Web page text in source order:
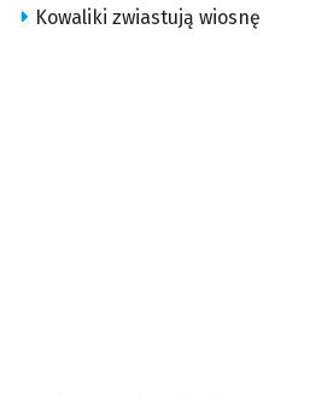
Kowaliki zwiastują wiosnę